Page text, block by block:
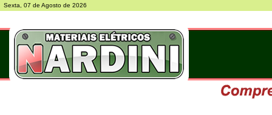
Sexta, 07 de Agosto de 2026